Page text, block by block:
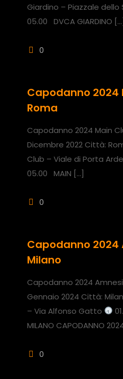
Giardino – Piazzale dello
05.00 DVCA GIARDINO […]
0
Capodanno 2024
Roma
Capodanno 2024 Main
Dicembre 2022 Città:
Club – Viale di Porta
05.00 MAIN […]
0
Capodanno 2024
Milano
Capodanno 2024
Gennaio 2024 Città:
– Via Alfonso Gatto
MILANO CAPODANNO
0